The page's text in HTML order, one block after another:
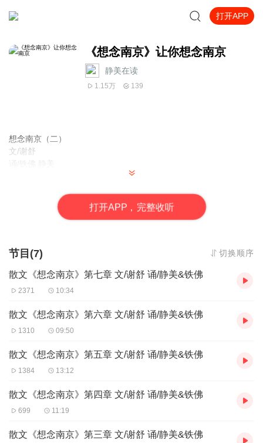
打开APP
《想念南京》让你想念南京
静美在读
1.15万 139
想念南京（二）
文/谢舒
去探望家人，去过一趟夫子庙。旧迹是历历在目，却是翻新过的旧
迹，看看像，看看又不像。我在一个小摊子上买了一顶编花草帽，
根本不知道世界上有个南京。
我喜欢南京雨花台的雨花石，到朋友家看到雨花石开口要，看
到妈妈收集的雨花石也要。离开南京的时候带了几块石头到纽约，
要到雨花台去拣雨花石，拣不到就要买，带回纽约。妈妈看我心
诚，且坚，决定跟我一起去。我劝她不要去，因为我去是要蹲在地
辆车，约了去雨花台的时间。车子穿大街过小巷，我已经不认识
了，不停地问妈妈，问司机，这是什么地方那是什么地方？
请先到烈士纪念馆。我说我是去拣雨花石的，烈士纪念馆我过去去
过无数次了，里面烈士的名字我都是倒背如流的。妈妈不听我的，
你最好再去看看。
打开APP，完整收听
节目(7) 切换顺序
散文《想念南京》第七章 文/谢舒 诵/静美&铁佛
2371 10:34
散文《想念南京》第六章 文/谢舒 诵/静美&铁佛
1310 09:50
散文《想念南京》第五章 文/谢舒 诵/静美&铁佛
1384 13:12
散文《想念南京》第四章 文/谢舒 诵/静美&铁佛
699 11:19
散文《想念南京》第三章 文/谢舒 诵/静美&铁佛